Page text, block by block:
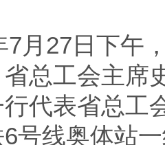
27日下午，
总工会主席
代表省总工
号线奥体站